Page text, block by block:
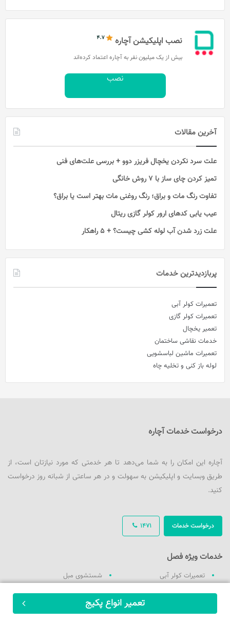
ثبت سفارش
تعمیر انواع پکیج
نصب اپلیکیشن آچاره
بیش از یک میلیون نفر به آچاره اعتماد کرده‌اند
نصب
آخرین مقالات
علت سرد نکردن یخچال فریزر دوو + بررسی علت‌های فنی
تمیز کردن چای ساز با ۷ روش خانگی
تفاوت رنگ مات و براق؛ رنگ روغنی مات بهتر است یا براق؟
عیب یابی کدهای ارور کولر گازی ریتال
علت زرد شدن آب لوله کشی چیست؟ + 5 راهکار
پربازدیدترین خدمات
تعمیرات کولر آبی
تعمیرات کولر گازی
تعمیر یخچال
خدمات نقاشی ساختمان
تعمیرات ماشین لباسشویی
لوله باز کنی و تخلیه چاه
درخواست خدمات آچاره
آچاره این امکان را به شما می‌دهد تا هر خدمتی که مورد نیازتان است، از
طریق وبسایت و اپلیکیشن به سهولت و در هر ساعتی از شبانه روز درخواست
کنید.
1471 درخواست خدمات
خدمات ویژه فصل
تعمیرات کولر آبی
تعمیرات کولر گازی
شستشوی مبل
وانت بار / نیسان بار
تعمیرات ماشین لباسشویی